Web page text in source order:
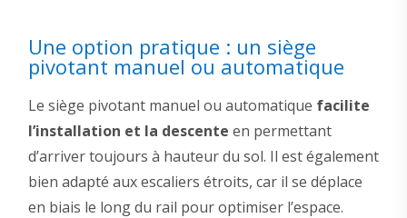
Une option pratique : un siège
pivotant manuel ou automatique
Le siège pivotant manuel ou automatique facilite
l’installation et la descente en permettant
d’arriver toujours à hauteur du sol. Il est également
bien adapté aux escaliers étroits, car il se déplace
en biais le long du rail pour optimiser l’espace.